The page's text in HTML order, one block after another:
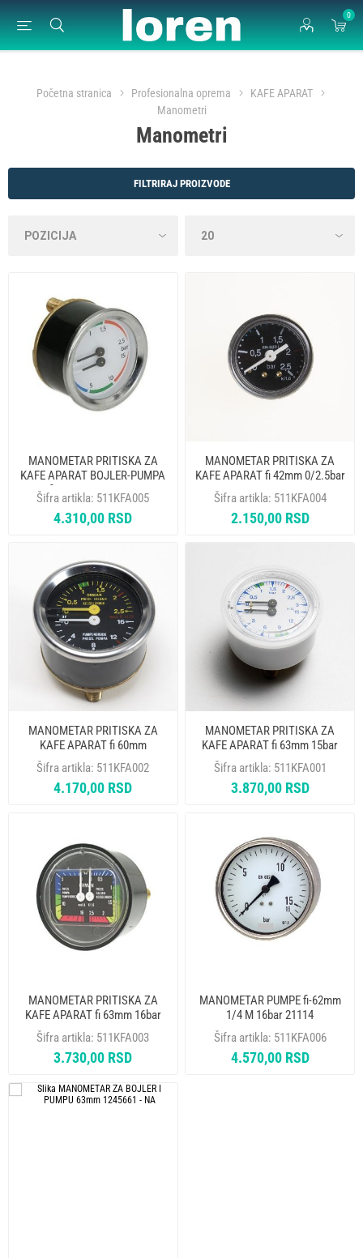
0
Početna stranica Profesionalna oprema
KAFE APARAT
Manometri
Manometri
FILTRIRAJ PROIZVODE
MANOMETAR PRITISKA ZA
KAFE APARAT BOJLER-PUMPA
fi-60 mm 09100003
Šifra artikla: 511KFA005
4.310,00 RSD
MANOMETAR PRITISKA ZA
KAFE APARAT fi 42mm 0/2.5bar
Šifra artikla: 511KFA004
2.150,00 RSD
MANOMETAR PRITISKA ZA
KAFE APARAT fi 60mm
Šifra artikla: 511KFA002
4.170,00 RSD
MANOMETAR PRITISKA ZA
KAFE APARAT fi 63mm 15bar
Šifra artikla: 511KFA001
3.870,00 RSD
MANOMETAR PRITISKA ZA
KAFE APARAT fi 63mm 16bar
Šifra artikla: 511KFA003
3.730,00 RSD
MANOMETAR PUMPE fi-62mm
1/4 M 16bar 21114
Šifra artikla: 511KFA006
4.570,00 RSD